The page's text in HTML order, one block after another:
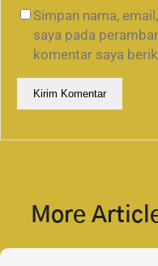
Simpan nama,
saya pada
komentar saya
More